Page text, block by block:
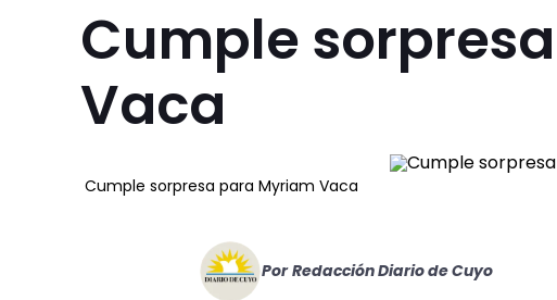
Cumple
Vaca
Cumple sorpresa para Myriam Vaca
Por Redacción Diario de Cuyo